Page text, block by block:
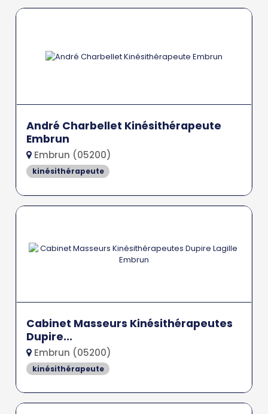
André Charbellet Kinésithérapeute
Embrun
Embrun (05200)
kinésithérapeute
Cabinet Masseurs Kinésithérapeutes
Dupire...
Embrun (05200)
kinésithérapeute